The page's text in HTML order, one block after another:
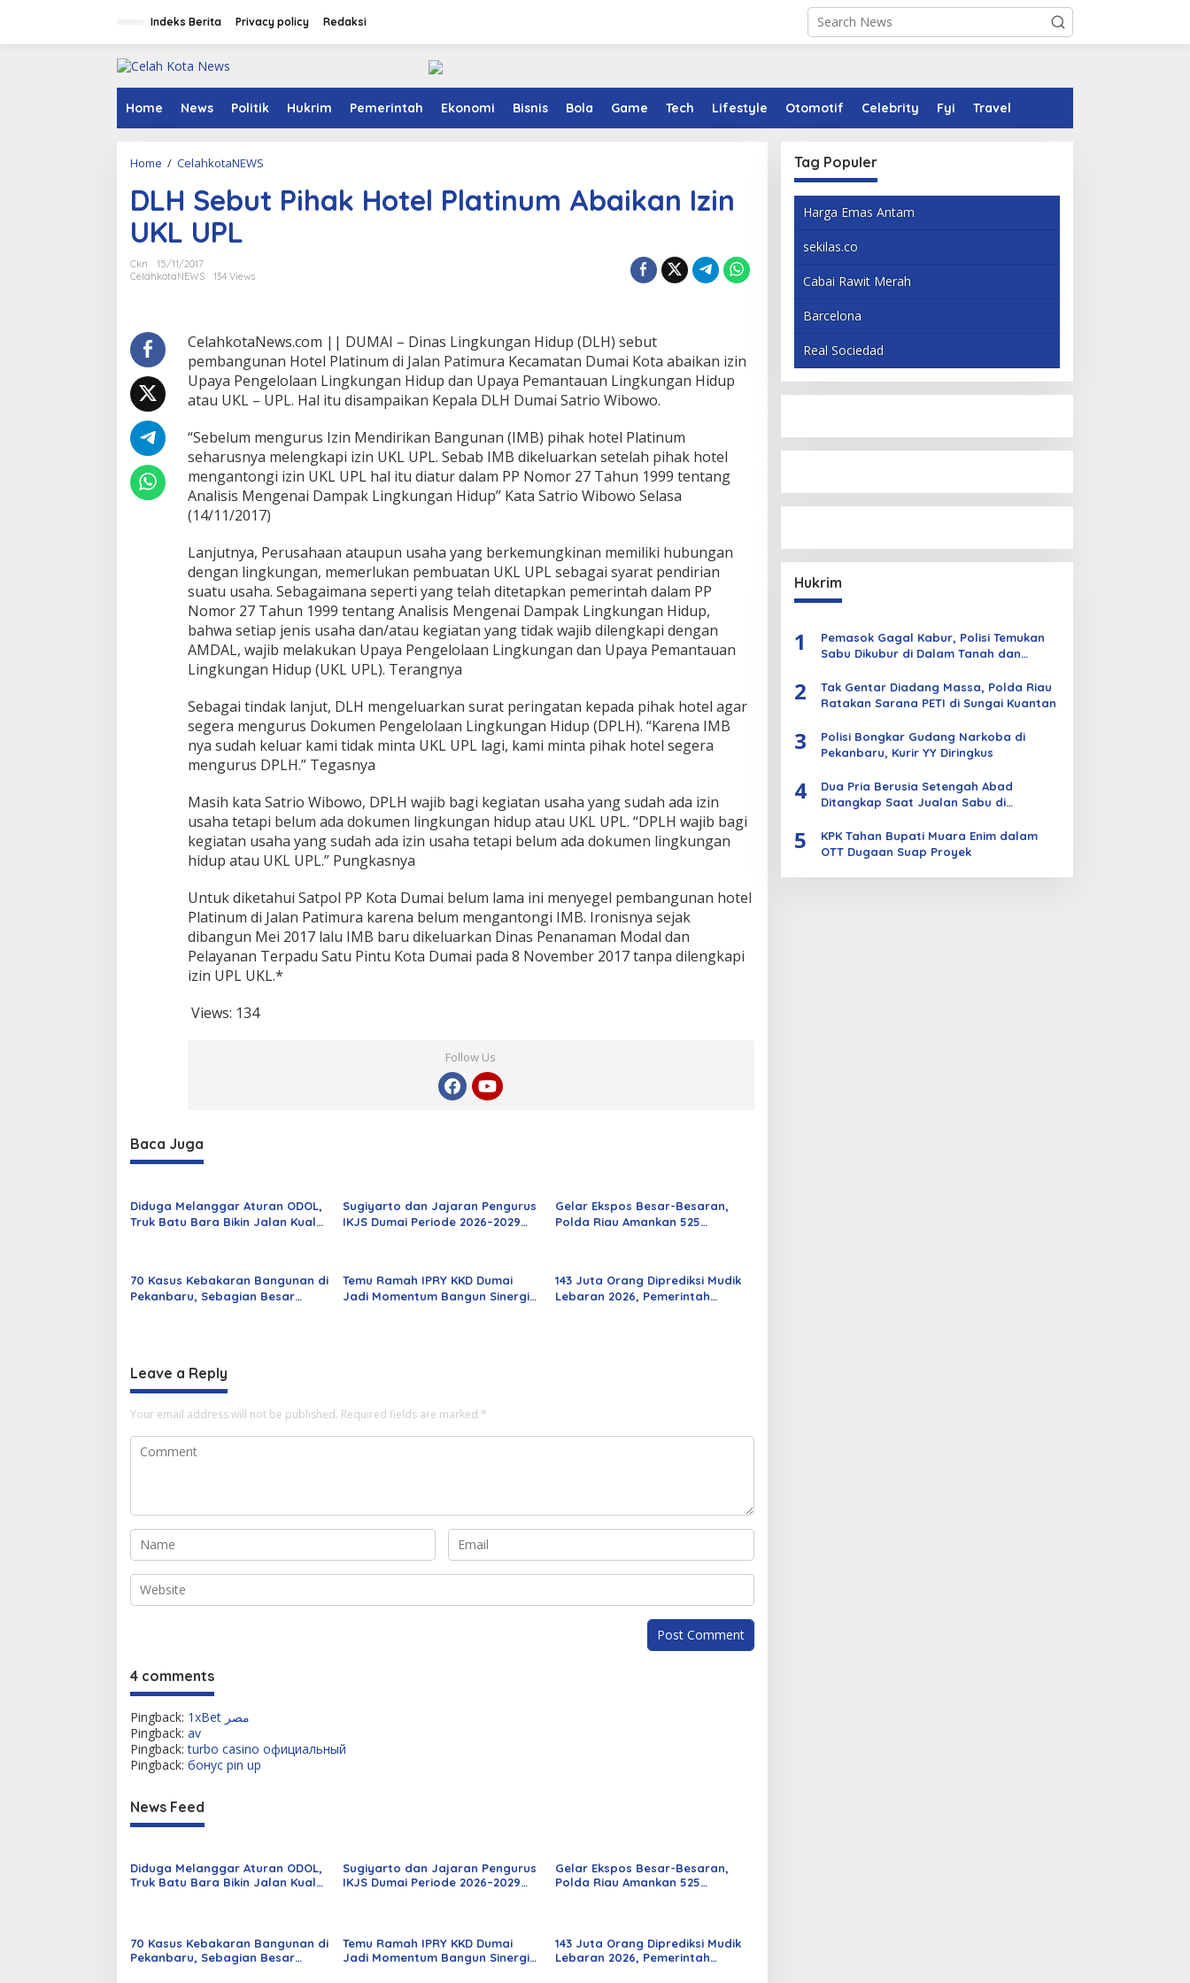
Indeks Berita Privacy policy Redaksi
Home News Politik Hukrim Pemerintah Ekonomi Bisnis Bola Game Tech Lifestyle Otomotif Celebrity Fyi Travel
Home / CelahkotaNEWS
H
S
a
H
o
t
l
l
a
t
i
u
m
A
b
a
i
k
a
n
z
i
n
U
K
U
P
L
DLH Sebut Pihak Hotel Platinum Abaikan Izin
UKL UPL
Ckn
15/11/2017
CelahkotaNEWS
134 Views
CelahkotaNews.com || DUMAI – Dinas Lingkungan Hidup (DLH) sebut
pembangunan Hotel Platinum di Jalan Patimura Kecamatan Dumai Kota abaikan izin
Upaya Pengelolaan Lingkungan Hidup dan Upaya Pemantauan Lingkungan Hidup
atau UKL – UPL. Hal itu disampaikan Kepala DLH Dumai Satrio Wibowo.
“Sebelum mengurus Izin Mendirikan Bangunan (IMB) pihak hotel Platinum
seharusnya melengkapi izin UKL UPL. Sebab IMB dikeluarkan setelah pihak hotel
mengantongi izin UKL UPL hal itu diatur dalam PP Nomor 27 Tahun 1999 tentang
Analisis Mengenai Dampak Lingkungan Hidup” Kata Satrio Wibowo Selasa
(14/11/2017)
Lanjutnya, Perusahaan ataupun usaha yang berkemungkinan memiliki hubungan
dengan lingkungan, memerlukan pembuatan UKL UPL sebagai syarat pendirian
suatu usaha. Sebagaimana seperti yang telah ditetapkan pemerintah dalam PP
Nomor 27 Tahun 1999 tentang Analisis Mengenai Dampak Lingkungan Hidup,
bahwa setiap jenis usaha dan/atau kegiatan yang tidak wajib dilengkapi dengan
AMDAL, wajib melakukan Upaya Pengelolaan Lingkungan dan Upaya Pemantauan
Lingkungan Hidup (UKL UPL). Terangnya
Sebagai tindak lanjut, DLH mengeluarkan surat peringatan kepada pihak hotel agar
segera mengurus Dokumen Pengelolaan Lingkungan Hidup (DPLH). “Karena IMB
nya sudah keluar kami tidak minta UKL UPL lagi, kami minta pihak hotel segera
mengurus DPLH.” Tegasnya
Masih kata Satrio Wibowo, DPLH wajib bagi kegiatan usaha yang sudah ada izin
usaha tetapi belum ada dokumen lingkungan hidup atau UKL UPL. “DPLH wajib bagi
kegiatan usaha yang sudah ada izin usaha tetapi belum ada dokumen lingkungan
hidup atau UKL UPL.” Pungkasnya
Untuk diketahui Satpol PP Kota Dumai belum lama ini menyegel pembangunan hotel
Platinum di Jalan Patimura karena belum mengantongi IMB. Ironisnya sejak
dibangun Mei 2017 lalu IMB baru dikeluarkan Dinas Penanaman Modal dan
Pelayanan Terpadu Satu Pintu Kota Dumai pada 8 November 2017 tanpa dilengkapi
izin UPL UKL.*
Views: 134
Follow Us
Baca Juga
Diduga Melanggar Aturan ODOL,
Truk Batu Bara Bikin Jalan Kuala
Sugiyarto dan Jajaran Pengurus
IKJS Dumai Periode 2026–2029
Gelar Ekspos Besar-Besaran,
Polda Riau Amankan 525
70 Kasus Kebakaran Bangunan di
Pekanbaru, Sebagian Besar
Temu Ramah IPRY KKD Dumai
Jadi Momentum Bangun Sinergi
143 Juta Orang Diprediksi Mudik
Lebaran 2026, Pemerintah
Leave a Reply
Your email address will not be published. Required fields are marked *
4 comments
Pingback:
1xBet مصر
Pingback: av
Pingback:turbo casino официальный
Pingback: бонус pin up
News Feed
Diduga Melanggar Aturan ODOL,
Truk Batu Bara Bikin Jalan Kuala
Sugiyarto dan Jajaran Pengurus
IKJS Dumai Periode 2026–2029
Gelar Ekspos Besar-Besaran,
Polda Riau Amankan 525
70 Kasus Kebakaran Bangunan di
Pekanbaru, Sebagian Besar
Temu Ramah IPRY KKD Dumai
Jadi Momentum Bangun Sinergi
143 Juta Orang Diprediksi Mudik
Lebaran 2026, Pemerintah
Tag Populer
Harga Emas Antam
sekilas.co
Cabai Rawit Merah
Barcelona
Real Sociedad
Hukrim
1
Pemasok Gagal Kabur, Polisi Temukan
Sabu Dikubur di Dalam Tanah dan
2
Tak Gentar Diadang Massa, Polda Riau
Ratakan Sarana PETI di Sungai Kuantan
3
Polisi Bongkar Gudang Narkoba di
Pekanbaru, Kurir YY Diringkus
4
Dua Pria Berusia Setengah Abad
Ditangkap Saat Jualan Sabu di
5
KPK Tahan Bupati Muara Enim dalam
OTT Dugaan Suap Proyek